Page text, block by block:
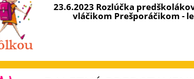
23.6.2023 Rozlúčka
vláčikom Prešporáčikom -